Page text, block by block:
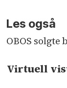
Les også
OBOS
Virtuell